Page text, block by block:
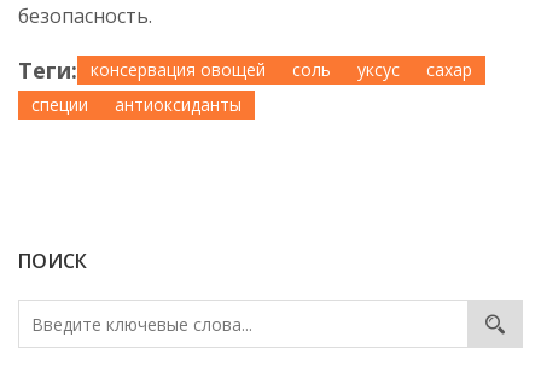
ПОИСК
безопасность.
Теги: консервация овощей соль уксус
сахар
специи
антиоксиданты